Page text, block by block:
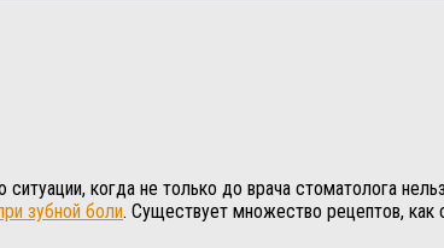
когда не только до врача стоматолога
зубной боли. Существует множество рецептов,